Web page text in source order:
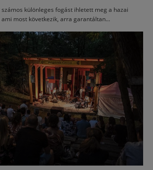
különleges fogást ihletett meg a hazai
most következik, arra garantáltan...